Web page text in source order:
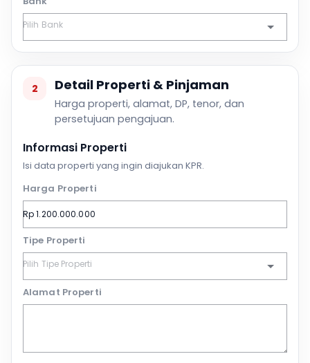
2 Detail Properti & Pinjaman
Harga properti, alamat, DP, tenor, dan
persetujuan pengajuan.
Informasi Properti
Isi data properti yang ingin diajukan KPR.
Harga Properti
Tipe Properti
Alamat Properti